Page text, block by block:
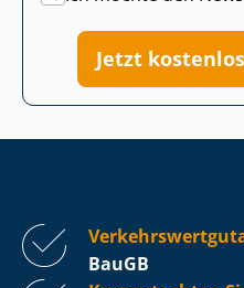
Jetzt
BauGB